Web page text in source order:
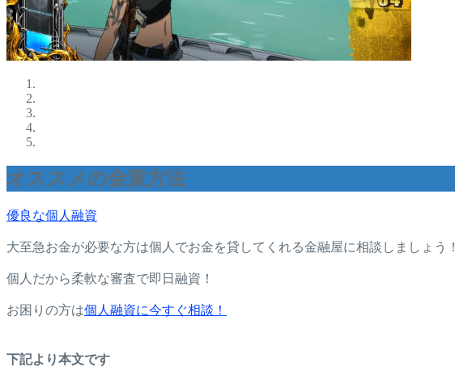
オススメの金策方法
優良な個人融資
大至急お金が必要な方は個人でお金を貸してくれる金融屋に相談しましょう！
個人だから柔軟な審査で即日融資！
お困りの方は個人融資に今すぐ相談！
下記より本文です